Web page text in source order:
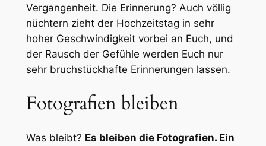
Vergangenheit. Die Erinnerung? Auch völlig
nüchtern zieht der Hochzeitstag in sehr
hoher Geschwindigkeit vorbei an Euch, und
der Rausch der Gefühle werden Euch nur
sehr bruchstückhafte Erinnerungen lassen.
Fotografien bleiben
Was bleibt? Es bleiben die Fotografien. Ein